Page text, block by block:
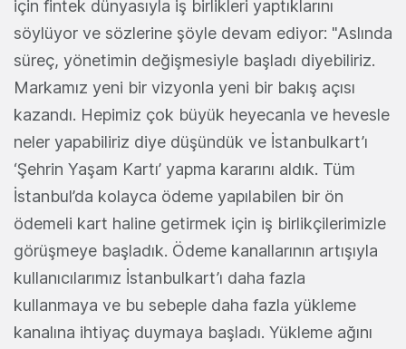
için fintek dünyasıyla iş birlikleri yaptıklarını
söylüyor ve sözlerine şöyle devam ediyor: "Aslında
süreç, yönetimin değişmesiyle başladı diyebiliriz.
Markamız yeni bir vizyonla yeni bir bakış açısı
kazandı. Hepimiz çok büyük heyecanla ve hevesle
neler yapabiliriz diye düşündük ve İstanbulkart’ı
‘Şehrin Yaşam Kartı’ yapma kararını aldık. Tüm
İstanbul’da kolayca ödeme yapılabilen bir ön
ödemeli kart haline getirmek için iş birlikçilerimizle
görüşmeye başladık. Ödeme kanallarının artışıyla
kullanıcılarımız İstanbulkart’ı daha fazla
kullanmaya ve bu sebeple daha fazla yükleme
kanalına ihtiyaç duymaya başladı. Yükleme ağını